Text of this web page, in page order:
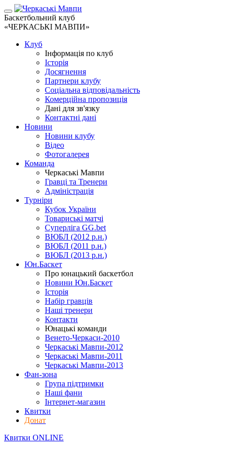
Баскетбольний клуб
«ЧЕРКАСЬКІ МАВПИ»
Клуб
Інформація по клуб
Історія
Досягнення
Партнери клубу
Соціальна відповідальність
Комерційна пропозиція
Дані для зв'язку
Контактні дані
Новини
Новини клубу
Відео
Фотогалерея
Команда
Черкаські Мавпи
Гравці та Тренери
Адміністрація
Турніри
Кубок України
Товариські матчі
Суперліга GG.bet
ВЮБЛ (2012 р.н.)
ВЮБЛ (2011 р.н.)
ВЮБЛ (2013 р.н.)
Юн.Баскет
Про юнацький баскетбол
Новини Юн.Баскет
Історія
Набір гравців
Наші тренери
Контакти
Юнацькі команди
Венето-Черкаси-2010
Черкаські Мавпи-2012
Черкаські Мавпи-2011
Черкаські Мавпи-2013
Фан-зона
Група підтримки
Наші фани
Інтернет-магазин
Квитки
Донат
Квитки ONLINE